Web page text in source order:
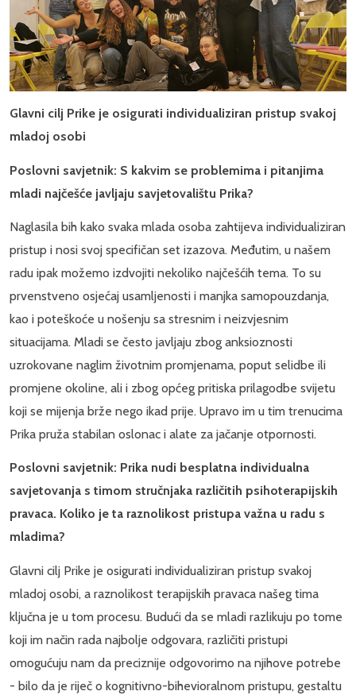
Glavni cilj Prike je osigurati individualiziran pristup svakoj
mladoj osobi
Poslovni savjetnik: S kakvim se problemima i pitanjima
mladi najčešće javljaju savjetovalištu Prika?
Naglasila bih kako svaka mlada osoba zahtijeva individualiziran
pristup i nosi svoj specifičan set izazova. Međutim, u našem
radu ipak možemo izdvojiti nekoliko najčešćih tema. To su
prvenstveno osjećaj usamljenosti i manjka samopouzdanja,
kao i poteškoće u nošenju sa stresnim i neizvjesnim
situacijama. Mladi se često javljaju zbog anksioznosti
uzrokovane naglim životnim promjenama, poput selidbe ili
promjene okoline, ali i zbog općeg pritiska prilagodbe svijetu
koji se mijenja brže nego ikad prije. Upravo im u tim trenucima
Prika pruža stabilan oslonac i alate za jačanje otpornosti.
Poslovni savjetnik: Prika nudi besplatna individualna
savjetovanja s timom stručnjaka različitih psihoterapijskih
pravaca. Koliko je ta raznolikost pristupa važna u radu s
mladima?
Glavni cilj Prike je osigurati individualiziran pristup svakoj
mladoj osobi, a raznolikost terapijskih pravaca našeg tima
ključna je u tom procesu. Budući da se mladi razlikuju po tome
koji im način rada najbolje odgovara, različiti pristupi
omogućuju nam da preciznije odgovorimo na njihove potrebe
- bilo da je riječ o kognitivno-bihevioralnom pristupu, gestaltu